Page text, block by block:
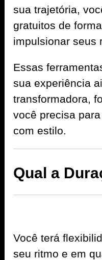
sua trajetória,
gratuitos de
impulsionar seus
Essas
sua experiência
transformadora,
você precisa
com estilo.
Qual a
Você terá
seu ritmo e em